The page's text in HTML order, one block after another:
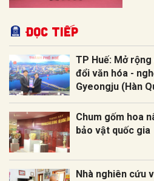
Đọc tiếp
TP Huế: Mở
đổi văn hóa -
Gyeongju (Hàn
Chum gốm hoa
bảo vật quốc gia
Nhà nghiên cứu